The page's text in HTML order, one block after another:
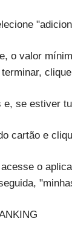
o valor
se estiver
cartão e
o